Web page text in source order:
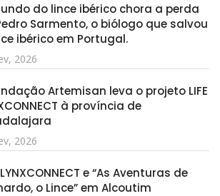
do lince ibérico chora a perda
Sarmento, o biólogo que salvou
ibérico em Portugal.
2026
Artemisan leva o projeto LIFE
à província de
2026
LYNXCONNECT e “As Aventuras de
o Lince” em Alcoutim